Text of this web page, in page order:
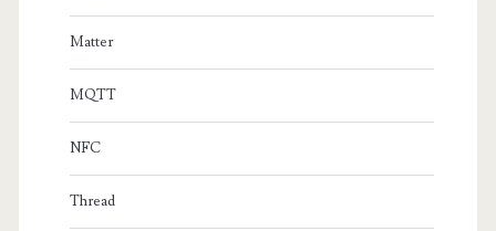
Matter
MQTT
NFC
Thread